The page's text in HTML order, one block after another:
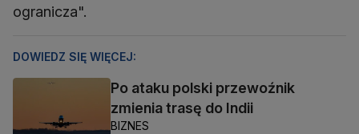
ogranicza".
DOWIEDZ SIĘ WIĘCEJ:
Po ataku polski przewoźnik
zmienia trasę do Indii
BIZNES